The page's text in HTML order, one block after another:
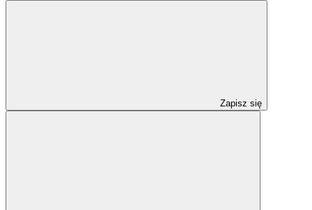
Zapisz się